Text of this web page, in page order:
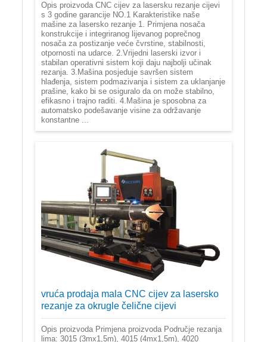
Opis proizvoda CNC cijev za lasersku rezanje cijevi
s 3 godine garancije NO.1 Karakteristike naše
mašine za lasersko rezanje 1. Primjena nosača
konstrukcije i integriranog lijevanog poprečnog
nosača za postizanje veće čvrstine, stabilnosti,
otpornosti na udarce. 2.Vrijedni laserski izvor i
stabilan operativni sistem koji daju najbolji učinak
rezanja. 3.Mašina posjeduje savršen sistem
hlađenja, sistem podmazivanja i sistem za uklanjanje
prašine, kako bi se osiguralo da on može stabilno,
efikasno i trajno raditi. 4.Mašina je sposobna za
automatsko podešavanje visine za održavanje
konstantne ...
vruća prodaja mala CNC cijev za lasersko
rezanje za okrugle čelične cijevi
Opis proizvoda Primjena proizvoda Područje rezanja
lima: 3015 (3mx1,5m), 4015 (4mx1,5m), 4020